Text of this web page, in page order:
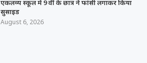
एकलव्य स्कूल में 9 वीं के छात्र ने फांसी लगाकर किया
सुसाइड
August 6, 2026